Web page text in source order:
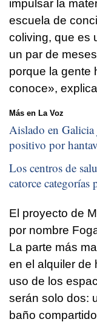
impulsar la
escuela de
coliving, que es
un par de
porque la gente
conoce»,
Más en La Voz
Aislado en
positivo por
Los centros de
catorce categorías
El proyecto de
por nombre
La parte más
en el alquiler de
uso de los
serán solo dos:
baño